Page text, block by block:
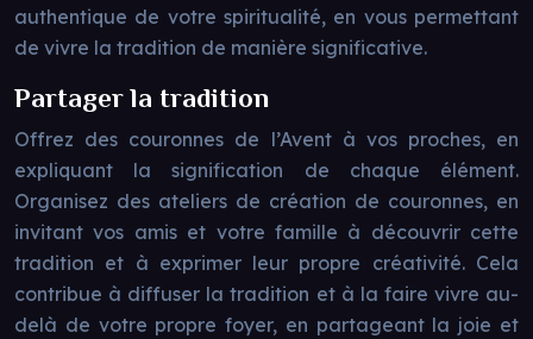
authentique de votre spiritualité, en vous permettant
de vivre la tradition de manière significative.
Partager la tradition
Offrez des couronnes de l’Avent à vos proches, en
expliquant la signification de chaque élément.
Organisez des ateliers de création de couronnes, en
invitant vos amis et votre famille à découvrir cette
tradition et à exprimer leur propre créativité. Cela
contribue à diffuser la tradition et à la faire vivre au-
delà de votre propre foyer, en partageant la joie et